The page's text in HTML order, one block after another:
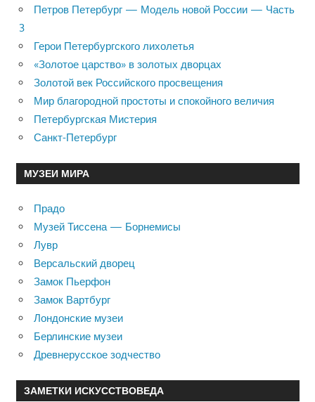
Петров Петербург — Модель новой России — Часть
3
Герои Петербургского лихолетья
«Золотое царство» в золотых дворцах
Золотой век Российского просвещения
Мир благородной простоты и спокойного величия
Петербургская Мистерия
Санкт-Петербург
МУЗЕИ МИРА
Прадо
Музей Тиссена — Борнемисы
Лувр
Версальский дворец
Замок Пьерфон
Замок Вартбург
Лондонские музеи
Берлинские музеи
Древнерусское зодчество
ЗАМЕТКИ ИСКУССТВОВЕДА